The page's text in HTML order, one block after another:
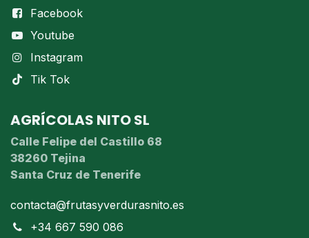
Facebook
Youtube
Instagram
Tik Tok
AGRÍCOLAS NITO SL
Calle Felipe del Castillo 68
38260 Tejina
Santa Cruz de Tenerife
contacta@frutasyverdurasnito.es
+34 667 590 086